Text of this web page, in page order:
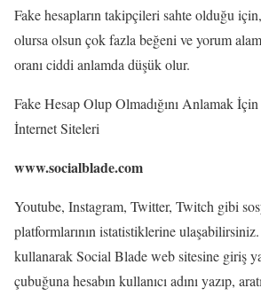
Fake hesapların takipçileri sahte olduğu
olursa olsun çok fazla beğeni ve yorum
oranı ciddi anlamda düşük olur.
Fake Hesap Olup Olmadığını Anlamak
İnternet Siteleri
www.socialblade.com
Youtube, Instagram, Twitter, Twitch gibi
platformlarının istatistiklerine ulaşabilirsiniz.
kullanarak Social Blade web sitesine giriş
çubuğuna hesabın kullanıcı adını yazıp,